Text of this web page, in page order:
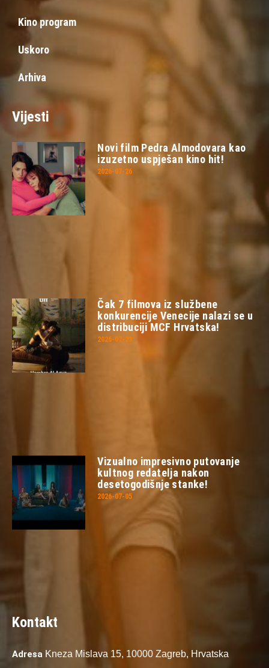
Kino program
Uskoro
Arhiva
Vijesti
Novi film Pedra Almodovara kao
izuzetno uspješan kino hit!
2026-07-26
Čak 7 filmova iz službene
konkurencije Venecije nalazi se u
distribuciji MCF Hrvatska!
2026-07-23
Vizualno impresivno putovanje
kultnog redatelja nakon
desetogodišnje stanke!
2026-07-05
Kontakt
Adresa Kneza Mislava 15, 10000 Zagreb, Hrvatska